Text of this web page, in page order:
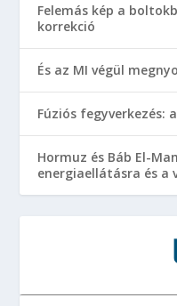
Felemás kép a
korrekció
És az MI végül
Fúziós fegyverkezés:
Hormuz és Báb El-
energiaellátásra és a